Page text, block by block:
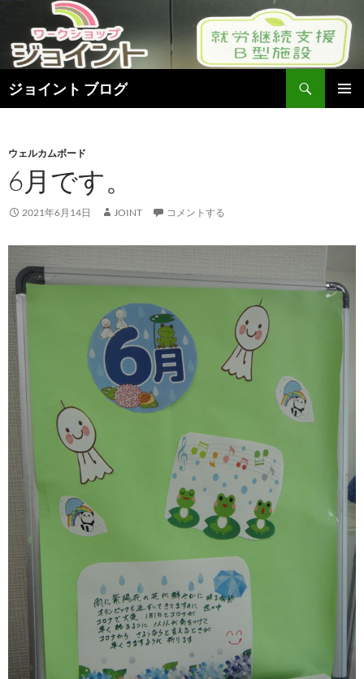
ジョイント ブログ
索
ン
ツ
へ
キ
ウェルカムボード
6月です。
2021年6月14日 JOINT コメントする